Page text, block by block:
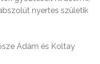
nyertes születik
Ádám és Koltay